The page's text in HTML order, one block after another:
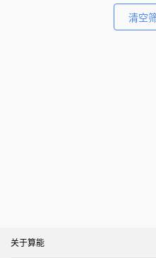
清空
关于算能